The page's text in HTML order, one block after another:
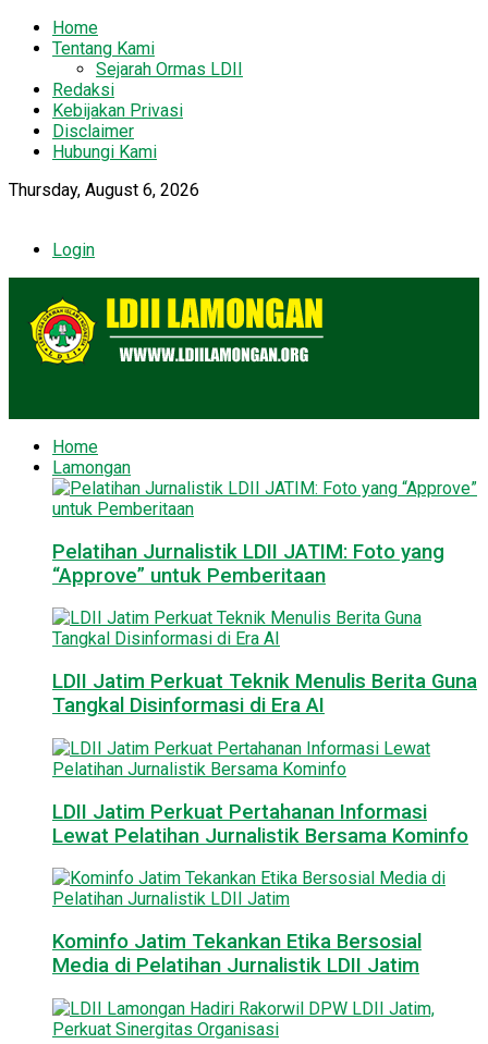
Home
Tentang Kami
Sejarah Ormas LDII
Redaksi
Kebijakan Privasi
Disclaimer
Hubungi Kami
Thursday, August 6, 2026
Login
Home
Lamongan
Pelatihan Jurnalistik LDII JATIM: Foto yang
“Approve” untuk Pemberitaan
LDII Jatim Perkuat Teknik Menulis Berita Guna
Tangkal Disinformasi di Era AI
LDII Jatim Perkuat Pertahanan Informasi
Lewat Pelatihan Jurnalistik Bersama Kominfo
Kominfo Jatim Tekankan Etika Bersosial
Media di Pelatihan Jurnalistik LDII Jatim